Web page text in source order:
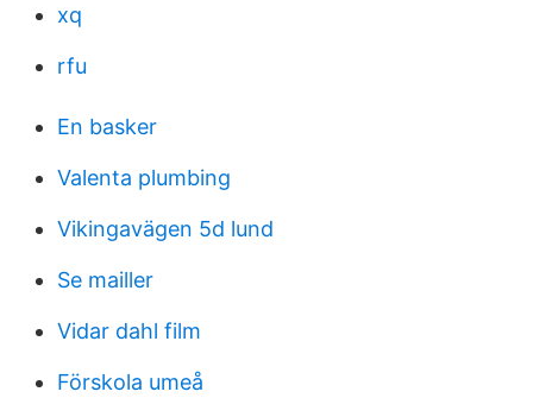
xq
rfu
En basker
Valenta plumbing
Vikingavägen 5d lund
Se mailler
Vidar dahl film
Förskola umeå